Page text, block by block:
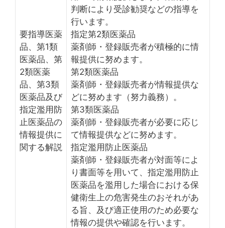
要指導医薬
品、第1類
医薬品、第
2類医薬
品、第3類
医薬品及び
指定濫用防
止医薬品の
情報提供に
関する解説
判断により受診勧奨などの指導を
行います。
指定第2類医薬品
薬剤師・登録販売者が積極的に情
報提供に努めます。
第2類医薬品
薬剤師・登録販売者が情報提供な
どに努めます（努力義務）。
第3類医薬品
薬剤師・登録販売者が必要に応じ
て情報提供などに努めます。
指定濫用防止医薬品
薬剤師・登録販売者が対面等によ
り書面等を用いて、指定濫用防止
医薬品を濫用した場合における保
健衛生上の危害発生のおそれがあ
る旨、及び適正使用のため必要な
情報の提供や確認を行います。